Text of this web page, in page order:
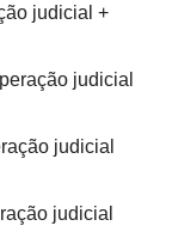
judicial +
judicial
judicial
judicial